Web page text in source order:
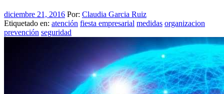
diciembre 21, 2016 Por: Claudia Garcia Ruiz
Etiquetado en: atención fiesta empresarial medidas organizacion
prevención seguridad